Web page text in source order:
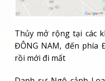
Thủy mở rộng tại các
ĐÔNG NAM, đến phía
rồi mới đi mất